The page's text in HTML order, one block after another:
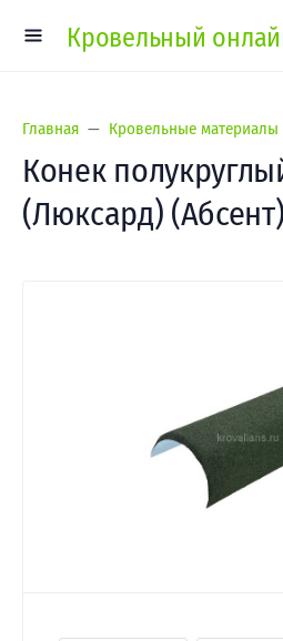
Кровельный
Главная Кровельные материалы
Конек
(Люксард)